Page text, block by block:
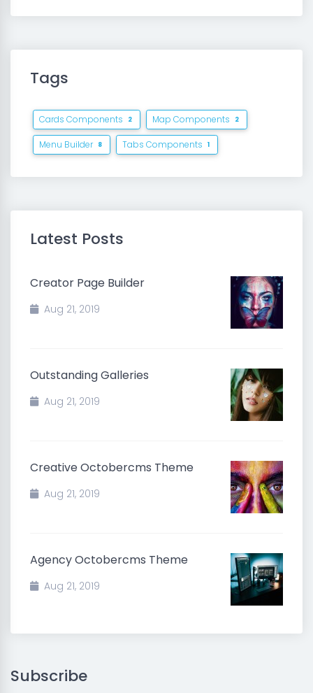
Tags
Cards Components 2 Map Components 2
Menu Builder 8 Tabs Components 1
Latest Posts
Creator Page Builder
Aug 21, 2019
Outstanding Galleries
Aug 21, 2019
Creative Octobercms Theme
Aug 21, 2019
Agency Octobercms Theme
Aug 21, 2019
Subscribe